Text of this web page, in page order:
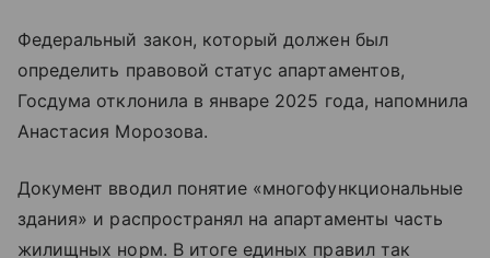
Федеральный закон, который должен был
определить правовой статус апартаментов,
Госдума отклонила в январе 2025 года, напомнила
Анастасия Морозова.
Документ вводил понятие «многофункциональные
здания» и распространял на апартаменты часть
жилищных норм. В итоге единых правил так